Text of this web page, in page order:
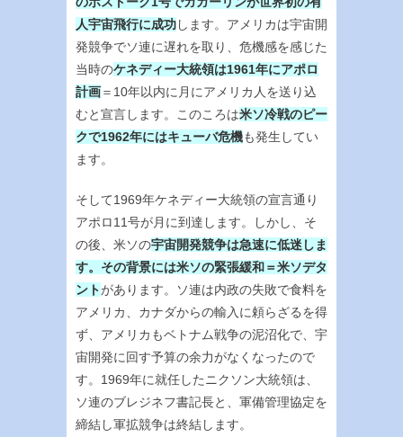
人宇宙飛行に成功します。アメリカは宇宙開
発競争でソ連に遅れを取り、危機感を感じた
当時のケネディー大統領は1961年にアポロ
計画＝10年以内に月にアメリカ人を送り込
むと宣言します。このころは米ソ冷戦のピー
クで1962年にはキューバ危機も発生してい
ます。
そして1969年ケネディー大統領の宣言通り
アポロ11号が月に到達します。しかし、そ
の後、米ソの宇宙開発競争は急速に低迷しま
す。その背景には米ソの緊張緩和＝米ソデタ
ントがあります。ソ連は内政の失敗で食料を
アメリカ、カナダからの輸入に頼らざるを得
ず、アメリカもベトナム戦争の泥沼化で、宇
宙開発に回す予算の余力がなくなったので
す。1969年に就任したニクソン大統領は、
ソ連のブレジネフ書記長と、軍備管理協定を
締結し軍拡競争は終結します。